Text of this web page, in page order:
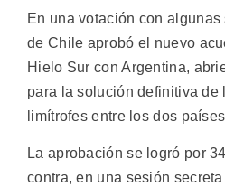
En una votación con
de Chile aprobó el nuevo
Hielo Sur con Argentina,
para la solución definitiva de
limítrofes entre los dos
La aprobación se logró por
contra, en una sesión